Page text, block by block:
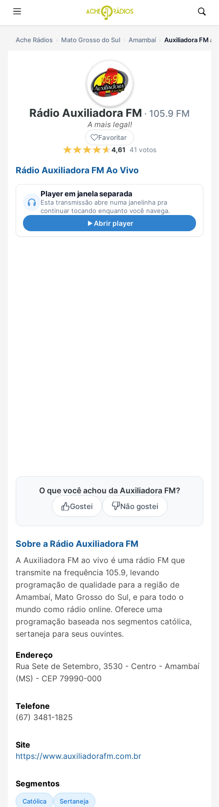
Ache Rádios Mato Grosso do Sul Amambaí Auxiliadora FM
Rádio Auxiliadora FM · 105.9 FM
A mais legal!
Favoritar
4,61
41 votos
Rádio Auxiliadora FM Ao Vivo
Player em janela separada
Esta transmissão abre numa janelinha pra
continuar tocando enquanto você navega.
Abrir player
O que você achou da Auxiliadora FM?
Gostei Não gostei
Sobre a Rádio Auxiliadora FM
A Auxiliadora FM ao vivo é uma rádio FM que
transmite na frequência 105.9, levando
programação de qualidade para a região de
Amambaí, Mato Grosso do Sul, e para todo o
mundo como rádio online. Oferece uma
programação baseada nos segmentos católica,
sertaneja para seus ouvintes.
Endereço
Rua Sete de Setembro, 3530 - Centro - Amambaí
(MS) - CEP 79990-000
Telefone
(67) 3481-1825
Site
https://www.auxiliadorafm.com.br
Segmentos
Católica Sertaneja